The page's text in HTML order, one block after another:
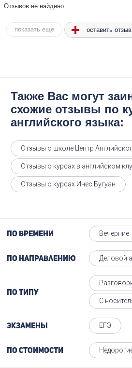
Отзывов не найдено.
показать еще оставить отзыв
Также Вас могут
схожие отзывы по
английского языка:
Отзывы о школе Центр
Отзывы о курсах в английском
Отзывы о курсах Инес Бугуан
По времени Вечерние
По направлению Деловой
По типу
С
Экзамены ЕГЭ
По стоимости